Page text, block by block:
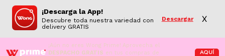
¡Descarga la App!
Descubre toda nuestra variedad con
delivery GRATIS
Descargar X
¡Aún no eres Wong Prime! Aprovecha el
DESPACHO GRATIS en tus compras de
AQUÍ